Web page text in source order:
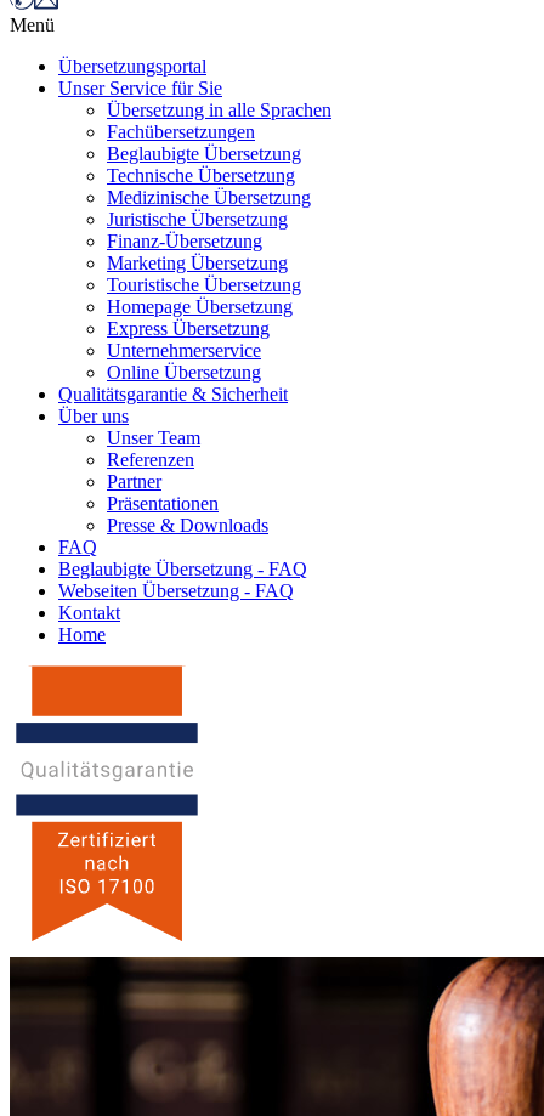
Menü
Übersetzungsportal
Unser Service für Sie
Übersetzung in alle Sprachen
Fachübersetzungen
Beglaubigte Übersetzung
Technische Übersetzung
Medizinische Übersetzung
Juristische Übersetzung
Finanz-Übersetzung
Marketing Übersetzung
Touristische Übersetzung
Homepage Übersetzung
Express Übersetzung
Unternehmerservice
Online Übersetzung
Qualitätsgarantie & Sicherheit
Über uns
Unser Team
Referenzen
Partner
Präsentationen
Presse & Downloads
FAQ
Beglaubigte Übersetzung - FAQ
Webseiten Übersetzung - FAQ
Kontakt
Home